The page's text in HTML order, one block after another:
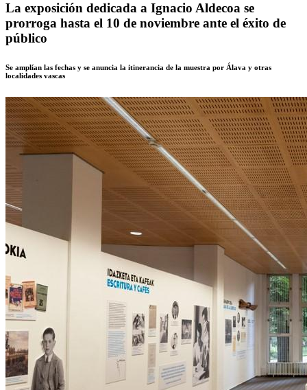
La exposición dedicada a Ignacio Aldecoa se
prorroga hasta el 10 de noviembre ante el éxito de
público
Se amplían las fechas y se anuncia la itinerancia de la muestra por Álava y otras
localidades vascas